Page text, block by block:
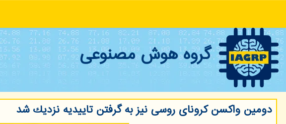
گروه هوش مصنوعی
دومین واكسن كرونای روسی نیز به گرفتن تاییدیه نزدیك شد